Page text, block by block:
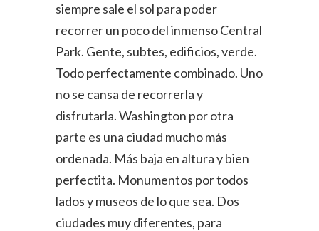
siempre sale el sol para poder
recorrer un poco del inmenso Central
Park. Gente, subtes, edificios, verde.
Todo perfectamente combinado. Uno
no se cansa de recorrerla y
disfrutarla. Washington por otra
parte es una ciudad mucho más
ordenada. Más baja en altura y bien
perfectita. Monumentos por todos
lados y museos de lo que sea. Dos
ciudades muy diferentes, para